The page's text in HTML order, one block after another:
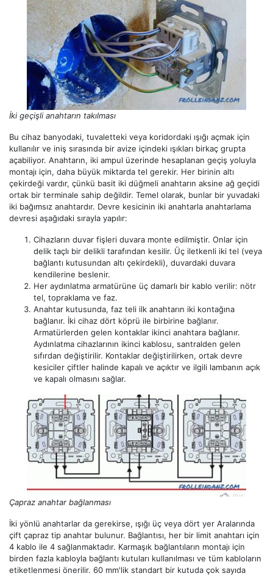
İki geçişli anahtarın takılması
Bu cihaz banyodaki, tuvaletteki veya koridordaki ışığı açmak için
kullanılır ve iniş sırasında bir avize içindeki ışıkları birkaç grupta
açabiliyor. Anahtarın, iki ampul üzerinde hesaplanan geçiş yoluyla
montajı için, daha büyük miktarda tel gerekir. Her birinin altı
çekirdeği vardır, çünkü basit iki düğmeli anahtarın aksine ağ geçidi
ortak bir terminale sahip değildir. Temel olarak, bunlar bir yuvadaki
iki bağımsız anahtardır. Devre kesicinin iki anahtarla anahtarlama
devresi aşağıdaki sırayla yapılır:
Cihazların duvar fişleri duvara monte edilmiştir. Onlar için
delik taçlı bir delikli tarafından kesilir. Üç iletkenli iki tel (veya
bağlantı kutusundan altı çekirdekli), duvardaki duvara
kendilerine beslenir.
Her aydınlatma armatürüne üç damarlı bir kablo verilir: nötr
tel, topraklama ve faz.
Anahtar kutusunda, faz teli ilk anahtarın iki kontağına
bağlanır. İki cihaz dört köprü ile birbirine bağlanır.
Armatürlerden gelen kontaklar ikinci anahtara bağlanır.
Aydınlatma cihazlarının ikinci kablosu, santralden gelen
sıfırdan değiştirilir. Kontaklar değiştirilirken, ortak devre
kesiciler çiftler halinde kapalı ve açıktır ve ilgili lambanın açık
ve kapalı olmasını sağlar.
Çapraz anahtar bağlanması
İki yönlü anahtarlar da gerekirse, ışığı üç veya dört yer Aralarında
çift çapraz tip anahtar bulunur. Bağlantısı, her bir limit anahtarı için
4 kablo ile 4 sağlanmaktadır. Karmaşık bağlantıların montajı için
birden fazla kabloyla bağlantı kutuları kullanılması ve tüm kabloların
etiketlenmesi önerilir. 60 mm'lik standart bir kutuda çok sayıda